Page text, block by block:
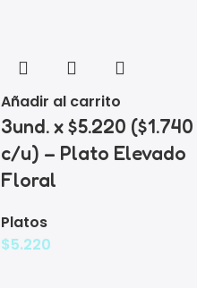
Añadir al carrito
3und. x $5.220 ($1.740
c/u) – Plato Elevado
Floral
Platos
$5.220